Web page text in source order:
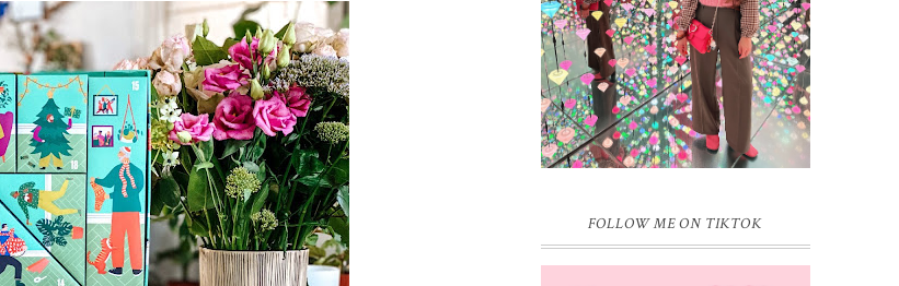
Vandaag is het weer zo’n moment waarop
ik even bewust op de pauzeknop duw, want
Sprinkles on a Cupcake bestaat 16 jaar.
Zestien. Dat blijft ...
FOLLOW ME ON TIKTOK